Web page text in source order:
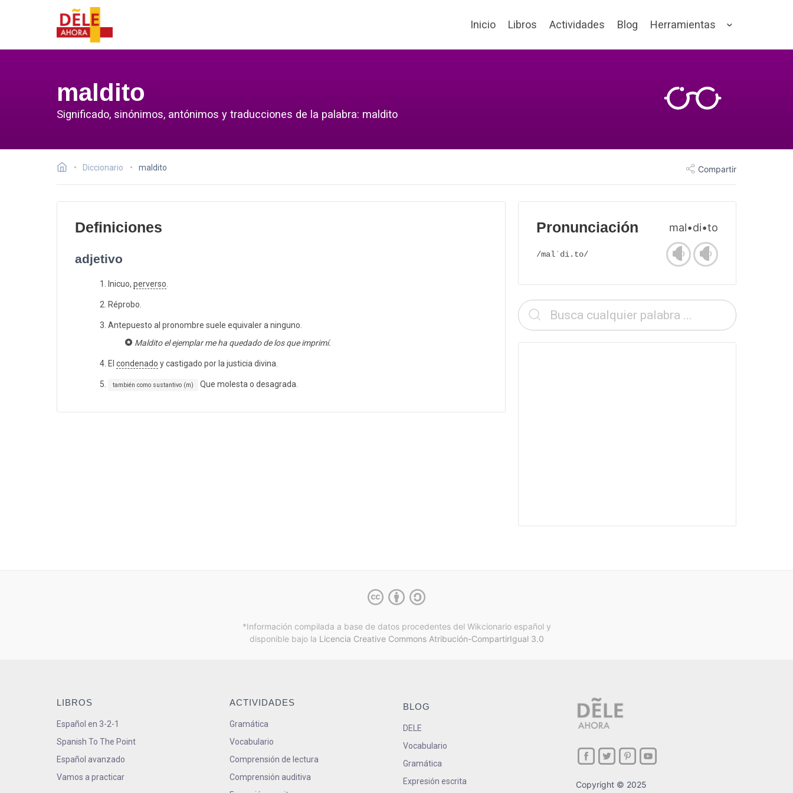
Inicio Libros Actividades Blog Herramientas
maldito
Significado, sinónimos, antónimos y traducciones de la palabra: maldito
Diccionario maldito Compartir
Definiciones
adjetivo
Inicuo, perverso.
Réprobo.
Antepuesto al pronombre suele equivaler a ninguno.
Maldito el ejemplar me ha quedado de los que imprimí.
El condenado y castigado por la justicia divina.
también como sustantivo (m) Que molesta o desagrada.
Pronunciación mal•di•to
/malˈdi.to/
*Información compilada a base de datos procedentes del Wikcionario español y
disponible bajo la Licencia Creative Commons Atribución-CompartirIgual 3.0
LIBROS
Español en 3-2-1
Spanish To The Point
Español avanzado
Vamos a practicar
ACTIVIDADES
Gramática
Vocabulario
Comprensión de lectura
Comprensión auditiva
BLOG
DELE
Vocabulario
Gramática
Expresión escrita
Copyright © 2025